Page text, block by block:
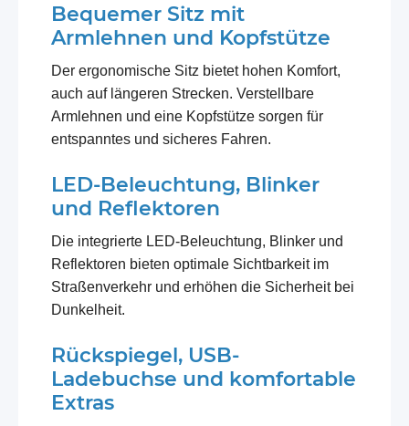
Bequemer Sitz mit
Armlehnen und Kopfstütze
Der ergonomische Sitz bietet hohen Komfort,
auch auf längeren Strecken. Verstellbare
Armlehnen und eine Kopfstütze sorgen für
entspanntes und sicheres Fahren.
LED-Beleuchtung, Blinker
und Reflektoren
Die integrierte LED-Beleuchtung, Blinker und
Reflektoren bieten optimale Sichtbarkeit im
Straßenverkehr und erhöhen die Sicherheit bei
Dunkelheit.
Rückspiegel, USB-
Ladebuchse und komfortable
Extras